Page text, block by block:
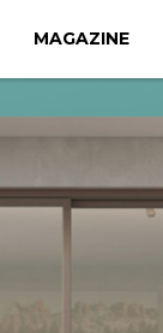
MAGAZINE